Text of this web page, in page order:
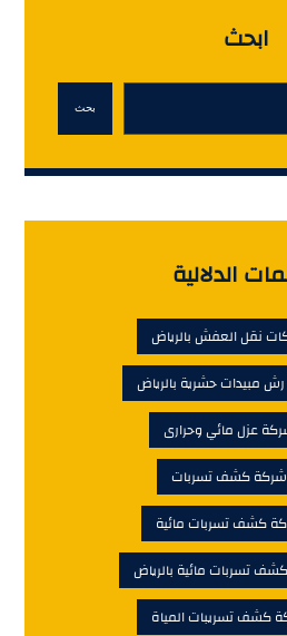
ابحث
بحث
الدلالية
نقل العفش بالرياض
مبيدات حشرية بالرياض
عزل مائي وحرارى
كشف تسربات
كشف تسربات مائية
تسربات مائية بالرياض
كشف تسريبات المياة